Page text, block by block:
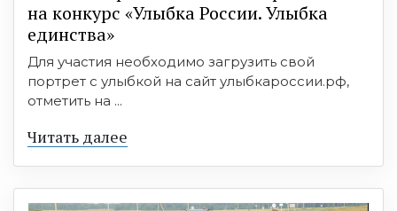
на конкурс «Улыбка России. Улыбка
единства»
Для участия необходимо загрузить свой
портрет с улыбкой на сайт улыбкароссии.рф,
отметить на ...
Читать далее